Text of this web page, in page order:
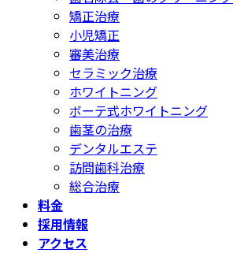
矯正治療
小児矯正
審美治療
セラミック治療
ホワイトニング
ボーテ式ホワイトニング
歯茎の治療
デンタルエステ
訪問歯科治療
総合治療
料金
採用情報
アクセス